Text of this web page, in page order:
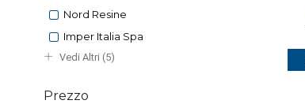
Nord Resine
Imper Italia Spa
Vedi Altri (5)
Prezzo